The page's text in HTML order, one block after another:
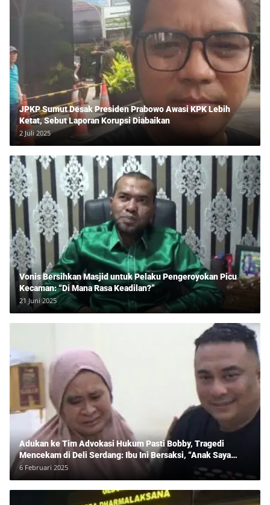
JPKP Sumut Desak Presiden Prabowo Awasi KPK Lebih
Ketat, Sebut Laporan Korupsi Diabaikan
2 Juli 2025
Vonis Bersihkan Masjid untuk Pelaku Pengeroyokan Picu
Kecaman: “Di Mana Rasa Keadilan?”
21 Juni 2025
Adukan ke Tim Advokasi Hukum Pasti Bobby, Tragedi
Mencekam di Deli Serdang: Ibu Ini Bersaksi, “Anak Saya
Ditangkap Tanpa Bukti dan Bukan Bandar Narkoba!”
6 Februari 2025